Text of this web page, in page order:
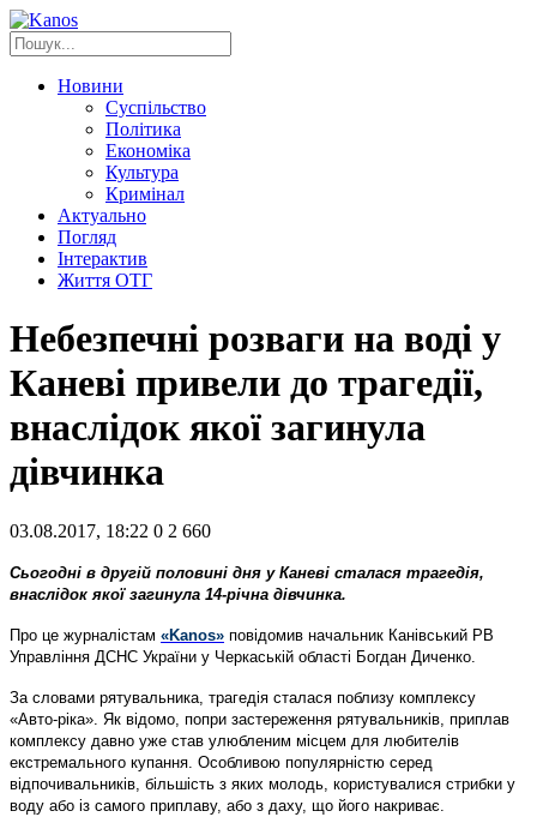
Новини
Суспільство
Політика
Економіка
Культура
Кримінал
Актуально
Погляд
Інтерактив
Життя ОТГ
Небезпечні розваги на воді у
Каневі привели до трагедії,
внаслідок якої загинула
дівчинка
03.08.2017, 18:22 0 2 660
Сьогодні в другій половині дня у Каневі сталася трагедія,
внаслідок якої загинула 14-річна дівчинка.
Про це журналістам «Kanos» повідомив начальник Канівський РВ
Управління ДСНС України у Черкаській області Богдан Диченко.
За словами рятувальника, трагедія сталася поблизу комплексу
«Авто-ріка». Як відомо, попри застереження рятувальників, приплав
комплексу давно уже став улюбленим місцем для любителів
екстремального купання. Особливою популярністю серед
відпочивальників, більшість з яких молодь, користувалися стрибки у
воду або із самого приплаву, або з даху, що його накриває.